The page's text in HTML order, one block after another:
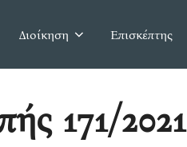
Διοίκηση Επισκέπτης
171/2021